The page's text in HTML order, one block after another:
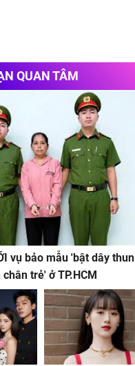
QUAN TÂM
vụ bảo mẫu 'bật dây thun
trẻ' ở TP.HCM